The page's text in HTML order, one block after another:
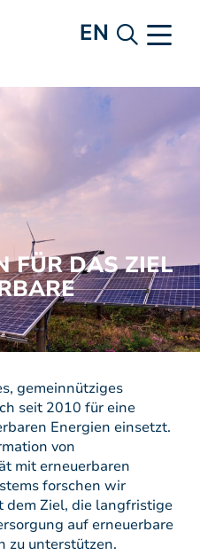
EN
FÜR DAS ZIEL
gemeinnütziges
seit 2010 für eine
Energien einsetzt.
von
mit erneuerbaren
forschen wir
Ziel, die langfristige
auf erneuerbare
zu unterstützen.